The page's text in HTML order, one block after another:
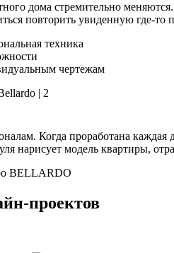
дома стремительно
повторить увиденную
техника
чертежам
Когда проработана
нарисует модель квартиры,
BELLARDO
проектов